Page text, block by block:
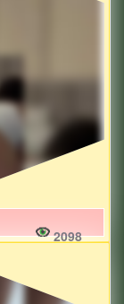
2098